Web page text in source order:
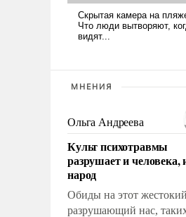
МНЕНИЯ
Ольга Андреева
Культ психотравмы
разрушает и человека,
народ
Обиды на этот
разрушающий нас,